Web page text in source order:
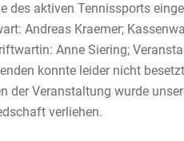
des aktiven Tennissports
Andreas Kraemer;
Anne Siering;
konnte leider nicht
der Veranstaltung wurde
verliehen.